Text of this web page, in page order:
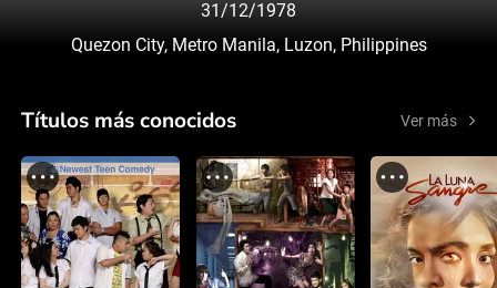
31/12/1978
Quezon City, Metro Manila, Luzon, Philippines
Títulos más conocidos Ver más